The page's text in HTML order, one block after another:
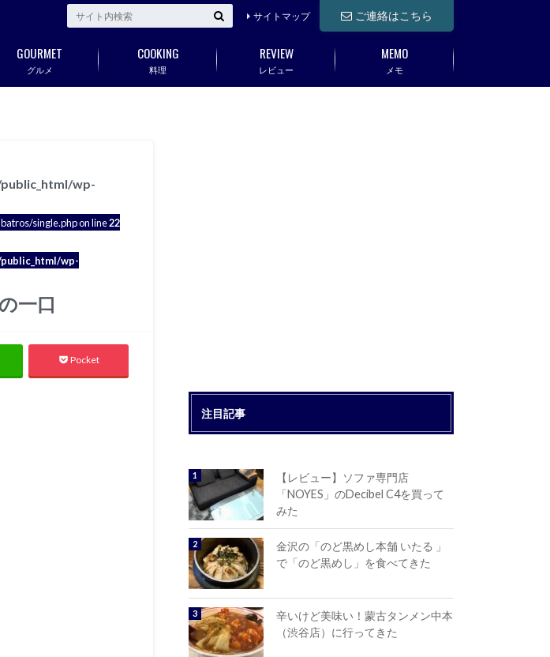
ご連絡はこちら
サイトマップ
グルメ
GOURMET
料理
COOKING
レビュー
REVIEW
メモ
MEMO
wp-
single.php on line22
wp-
一口
Pocket
注目記事
【レビュー】ソファ専門店
「NOYES」のDecibel C4を買って
みた
金沢の「のど黒めし本舗 いたる 」
で「のど黒めし」を食べてきた
辛いけど美味い！蒙古タンメン中本
（渋谷店）に行ってきた